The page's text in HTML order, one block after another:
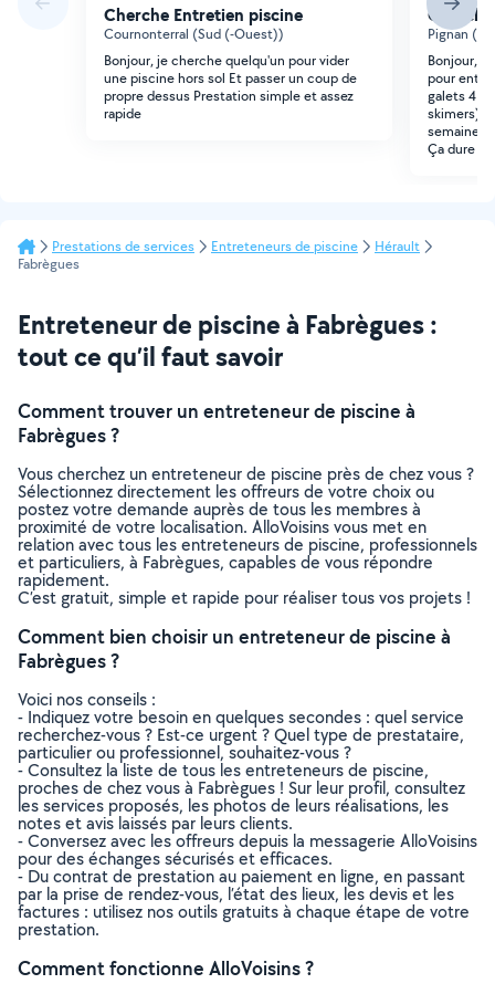
Cherche Entretien piscine
Cournonterral (Sud (-Ouest))
Bonjour, je cherche quelqu'un pour vider
une piscine hors sol Et passer un coup de
propre dessus Prestation simple et assez
rapide
Pignan
Bonjour,
pour
galets 4
skimers)
semaines
Ça dure
Prestations de services Entreteneurs de piscine
Hérault
Fabrègues
Entreteneur de piscine à Fabrègues :
tout ce qu’il faut savoir
Comment trouver un entreteneur de piscine à
Fabrègues ?
Vous cherchez un entreteneur de piscine près de chez vous ?
Sélectionnez directement les offreurs de votre choix ou
postez votre demande auprès de tous les membres à
proximité de votre localisation. AlloVoisins vous met en
relation avec tous les entreteneurs de piscine, professionnels
et particuliers, à Fabrègues, capables de vous répondre
rapidement.
C’est gratuit, simple et rapide pour réaliser tous vos projets !
Comment bien choisir un entreteneur de piscine à
Fabrègues ?
Voici nos conseils :
- Indiquez votre besoin en quelques secondes : quel service
recherchez-vous ? Est-ce urgent ? Quel type de prestataire,
particulier ou professionnel, souhaitez-vous ?
- Consultez la liste de tous les entreteneurs de piscine,
proches de chez vous à Fabrègues ! Sur leur profil, consultez
les services proposés, les photos de leurs réalisations, les
notes et avis laissés par leurs clients.
- Conversez avec les offreurs depuis la messagerie AlloVoisins
pour des échanges sécurisés et efficaces.
- Du contrat de prestation au paiement en ligne, en passant
par la prise de rendez-vous, l’état des lieux, les devis et les
factures : utilisez nos outils gratuits à chaque étape de votre
prestation.
Comment fonctionne AlloVoisins ?